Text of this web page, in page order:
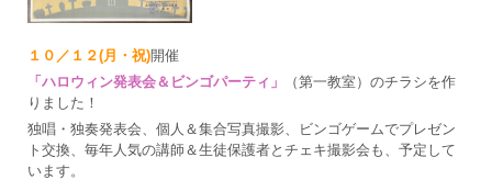
１０／１２(月・祝)開催
「ハロウィン発表会＆ビンゴパーティ」
（第一教室）のチラシを作
りました！
独唱・独奏発表会、個人＆集合写真撮影、ビンゴゲームでプレゼン
ト交換、毎年人気の講師＆生徒保護者とチェキ撮影会も、予定して
います。